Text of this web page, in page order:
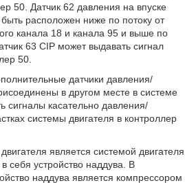
50. Датчик 62 давления на впуске
расположен ниже по потоку от
канала 18 и канала 95 и выше по
63 CIP может выдавать сигнал
50.
датчики давления/
в другом месте в системе
сигналы касательно давления/
системы двигателя в контроллер
является системой двигателя
себя устройство наддува. В
наддува является компрессором